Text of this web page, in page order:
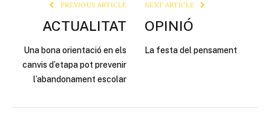
PREVIOUS ARTICLE
ACTUALITAT
Una bona orientació en els
canvis d’etapa pot prevenir
l’abandonament escolar
NEXT ARTICLE
OPINIÓ
La festa del pensament